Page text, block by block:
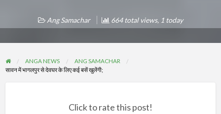
Ang Samachar 664 total views, 1 today
ANGA NEWS
ANG SAMACHAR
सावन में भागलपुर से देवघर के लिए कई बसें खुलेंगी;
Click to rate this post!